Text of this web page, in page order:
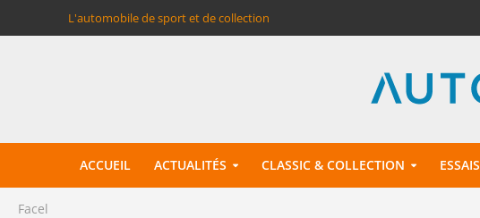
L'automobile de sport et de collection
ACCUEIL ACTUALITÉS CLASSIC & COLLECTION ESSAIS
Facel